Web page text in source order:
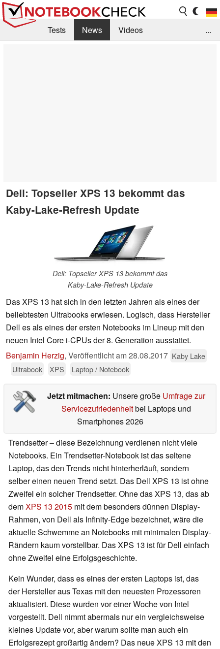
Tests News
Videos
...
Dell: Topseller XPS 13 bekommt das
Kaby-Lake-Refresh Update
Dell: Topseller XPS 13 bekommt das
Kaby-Lake-Refresh Update
Das XPS 13 hat sich in den letzten Jahren als eines der
beliebtesten Ultrabooks erwiesen. Logisch, dass Hersteller
Dell es als eines der ersten Notebooks im Lineup mit den
neuen Intel Core i-CPUs der 8. Generation ausstattet.
Benjamin Herzig, Veröffentlicht am28.08.2017 Kaby Lake
Ultrabook
XPS Laptop / Notebook
Jetzt mitmachen: Unsere große Umfrage zur
Servicezufriedenheitbei Laptops und
Smartphones 2026
Trendsetter – diese Bezeichnung verdienen nicht viele
Notebooks. Ein Trendsetter-Notebook ist das seltene
Laptop, das den Trends nicht hinterherläuft, sondern
selber einen neuen Trend setzt. Das Dell XPS 13 ist ohne
Zweifel ein solcher Trendsetter. Ohne das XPS 13, das ab
demXPS 13 2015 mit dem besonders dünnen Display-
Rahmen, von Dell als Infinity-Edge bezeichnet, wäre die
aktuelle Schwemme an Notebooks mit minimalen Display-
Rändern kaum vorstellbar. Das XPS 13 ist für Dell einfach
ohne Zweifel eine Erfolgsgeschichte.
Kein Wunder, dass es eines der ersten Laptops ist, das
der Hersteller aus Texas mit den neuesten Prozessoren
aktualisiert. Diese wurden vor einer Woche von Intel
vorgestellt. Dell nimmt abermals nur ein vergleichsweise
kleines Update vor, aber warum sollte man auch ein
Erfolgsrezept großartig ändern? Das neue XPS 13 mit den